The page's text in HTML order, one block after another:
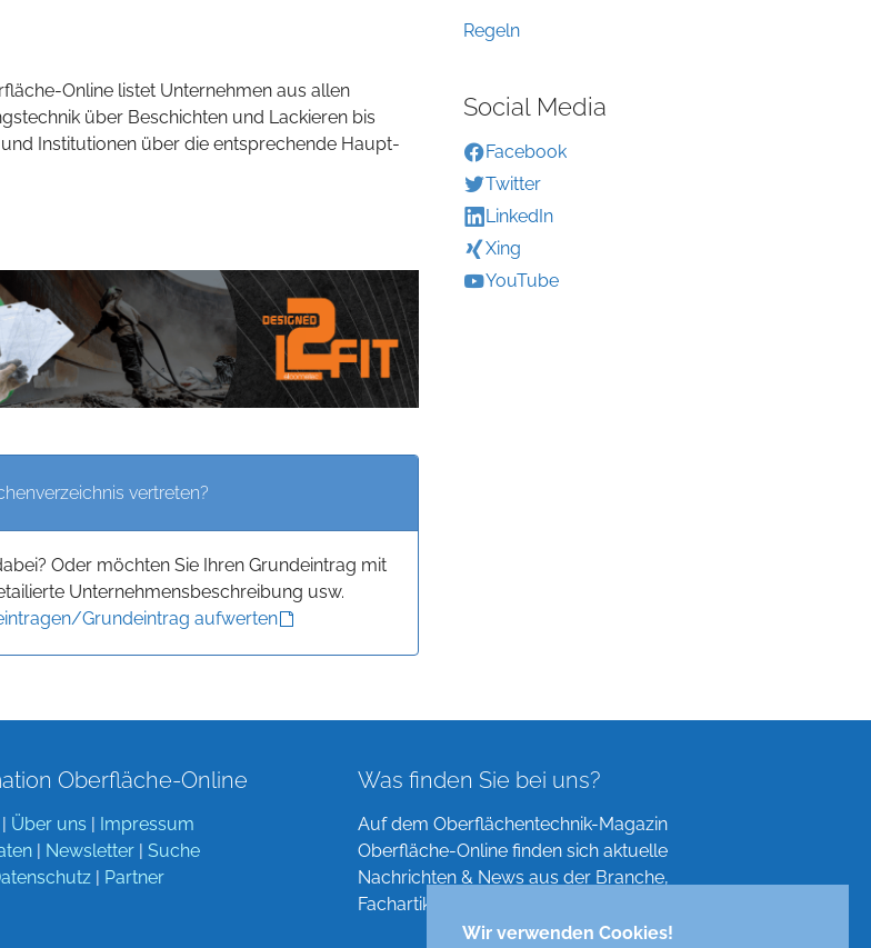
Wir verwenden Cookies!
Online listet Unternehmen aus allen
über Beschichten und Lackieren bis
Institutionen über die entsprechende Haupt-
vertreten?
Oder möchten Sie Ihren Grundeintrag mit
Unternehmensbeschreibung usw.
Grundeintrag aufwerten
Regeln
Social Media
Facebook
Twitter
LinkedIn
Xing
YouTube
Oberfläche-Online
| Über uns | Impressum
| Newsletter | Suche
| Partner
Was finden Sie bei uns?
Auf dem Oberflächentechnik-Magazin
Oberfläche-Online finden sich aktuelle
Nachrichten & News aus der Branche,
Fachartikel, Verzeichnisse und mehr!